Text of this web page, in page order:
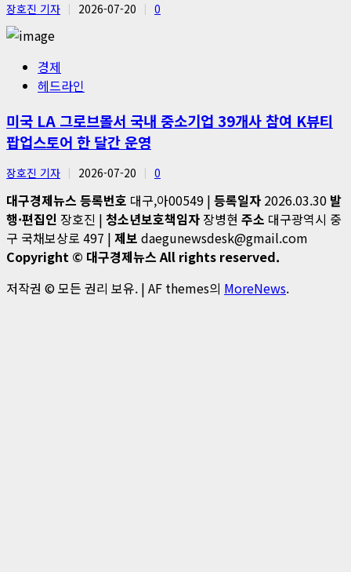
장호진 기자 2026-07-20 0
경제
헤드라인
미국 LA 그로브몰서 국내 중소기업 39개사 참여 K뷰티
팝업스토어 한 달간 운영
장호진 기자 2026-07-20 0
대구경제뉴스 등록번호 대구,아00549 | 등록일자 2026.03.30 발
행·편집인 장호진 | 청소년보호책임자 장병현 주소 대구광역시 중
구 국채보상로 497 | 제보 daegunewsdesk@gmail.com
Copyright © 대구경제뉴스 All rights reserved.
저작권 © 모든 권리 보유. | AF themes의 MoreNews.